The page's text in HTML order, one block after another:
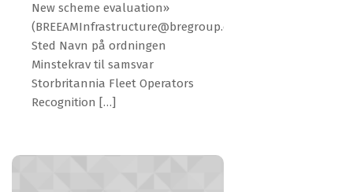
New scheme evaluation»
(BREEAMInfrastructure@bregroup.com).
Sted Navn på ordningen
Minstekrav til samsvar
Storbritannia Fleet Operators
Recognition […]